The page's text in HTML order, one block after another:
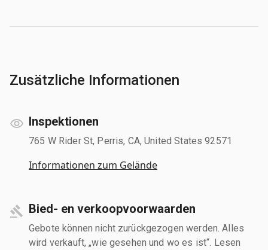
Zusätzliche Informationen
Inspektionen
765 W Rider St, Perris, CA, United States 92571
Informationen zum Gelände
Bied- en verkoopvoorwaarden
Gebote können nicht zurückgezogen werden. Alles
wird verkauft, „wie gesehen und wo es ist“. Lesen